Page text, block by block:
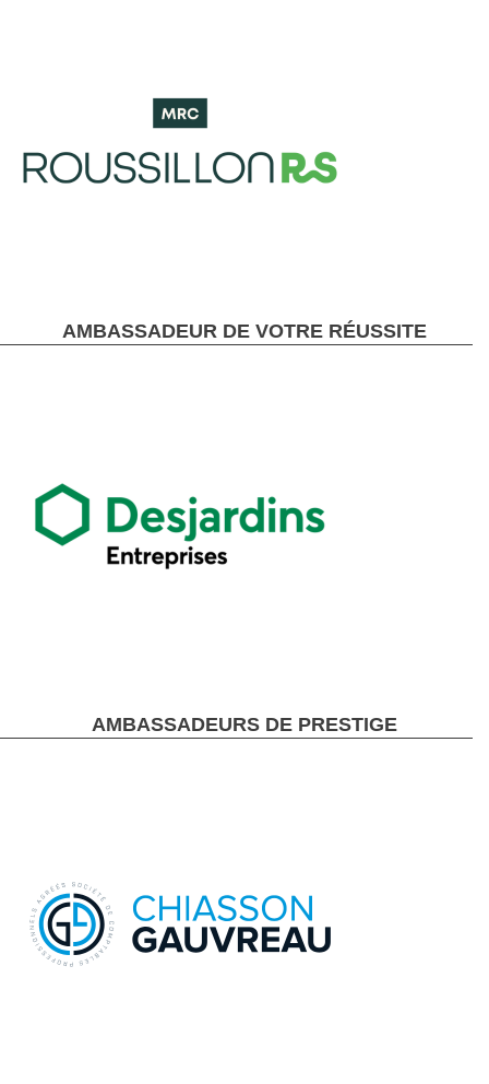
AMBASSADEUR DE VOTRE RÉUSSITE
AMBASSADEURS DE PRESTIGE